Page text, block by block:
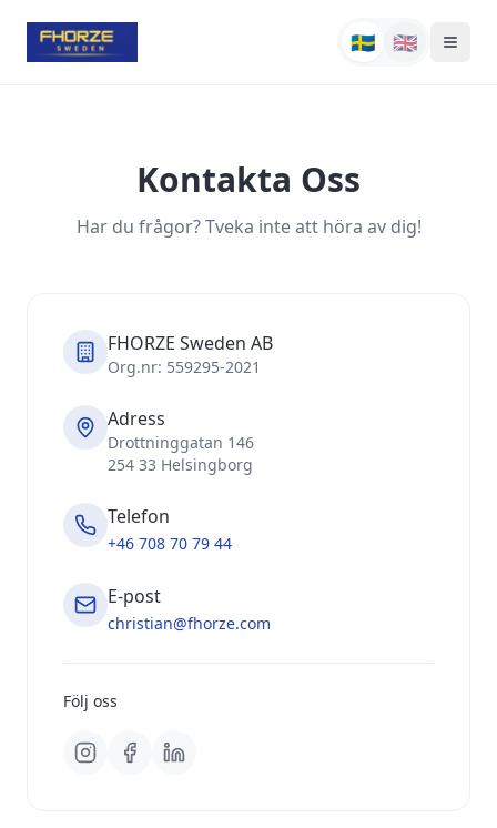
🇸🇪 🇬🇧
Kontakta Oss
Har du frågor? Tveka inte att höra av dig!
FHORZE Sweden AB
Org.nr: 559295-2021
Adress
Drottninggatan 146
254 33 Helsingborg
Telefon
+46 708 70 79 44
E-post
christian@fhorze.com
Följ oss